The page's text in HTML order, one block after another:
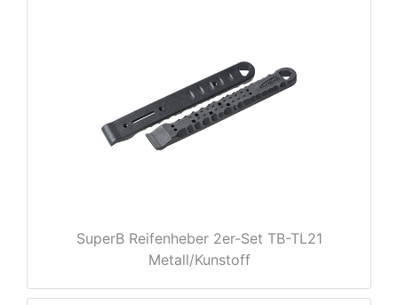
SuperB Reifenheber 2er-Set TB-TL21
Metall/Kunstoff